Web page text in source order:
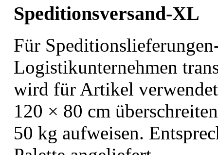
Speditionsversand-XL
Für
Logistikunternehmen
wird für Artikel
120 × 80 cm
50 kg aufweisen.